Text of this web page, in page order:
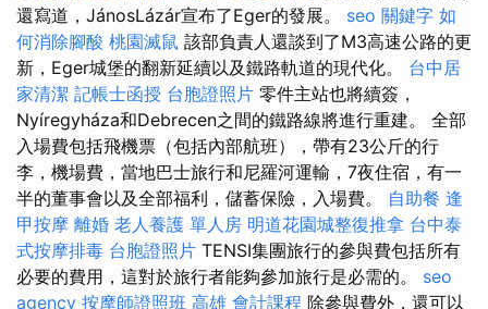
還寫道，JánosLázár宣布了Eger的發展。 seo 關鍵字 如
何消除腳酸 桃園滅鼠 該部負責人還談到了M3高速公路的更
新，Eger城堡的翻新延續以及鐵路軌道的現代化。 台中居
家清潔 記帳士函授 台胞證照片 零件主站也將續簽，
Nyíregyháza和Debrecen之間的鐵路線將進行重建。 全部
入場費包括飛機票（包括內部航班），帶有23公斤的行
李，機場費，當地巴士旅行和尼羅河運輸，7夜住宿，有一
半的董事會以及全部福利，儲蓄保險，入場費。 自助餐 逢
甲按摩 離婚 老人養護 單人房 明道花園城整復推拿 台中泰
式按摩排毒 台胞證照片 TENSI集團旅行的參與費包括所有
必要的費用，這對於旅行者能夠參加旅行是必需的。 seo
agency 按摩師證照班 高雄 會計課程 除參與費外，還可以